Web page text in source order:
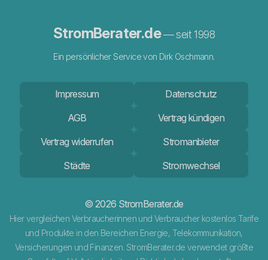
StromBerater.de— seit 1998
Ein persönlicher Service von Dirk Oschmann.
Impressum
Datenschutz
AGB
Vertrag kündigen
Vertrag widerrufen
Stromanbieter
Städte
Stromwechsel
© 2026 StromBerater.de
Hier vergleichen Verbraucherinnen und Verbraucher kostenlos Tarife
und Produkte in den Bereichen Energie, Telekommunikation,
Versicherungen und Finanzen. StromBerater.de verwendet größte